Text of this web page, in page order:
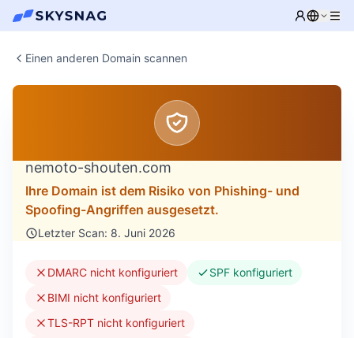
Einen anderen Domain scannen
nemoto-shouten.com
Ihre Domain ist dem Risiko von Phishing- und
Spoofing-Angriffen ausgesetzt.
Letzter Scan: 8. Juni 2026
DMARC nicht konfiguriert
SPF konfiguriert
BIMI nicht konfiguriert
TLS-RPT nicht konfiguriert